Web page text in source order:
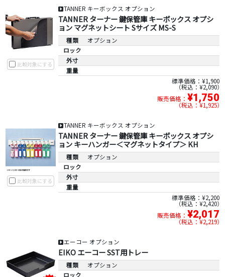
比較対象にする
TANNER キーボックス オプション
TANNER ターナー 鍵保管庫 キーボックス オプシ
ョン マグネットシート Sサイズ MS-S
種類
オプション
ロック
外寸
重量
標準価格：¥1,900
税込：¥2,090
販売価格： ¥1,750
税込：¥1,925
比較対象にする
TANNER キーボックス オプション
TANNER ターナー 鍵保管庫 キーボックス オプシ
ョン キーハンガー＜マグネットタイプ＞ KH
種類
オプション
ロック
外寸
重量
標準価格：¥2,200
税込：¥2,420
販売価格： ¥2,017
税込：¥2,219
エーコー オプション
EIKO エーコー SST用トレー
種類
オプション
ロック